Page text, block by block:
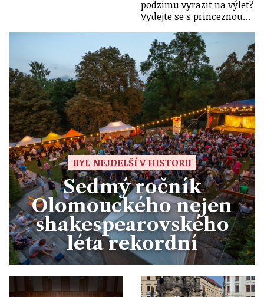
podzimu vyrazit na výlet?
Vydejte se s princeznou…
BYL NEJDELŠÍ V HISTORII
Sedmý ročník
Olomouckého nejen
shakespearovského
léta rekordní